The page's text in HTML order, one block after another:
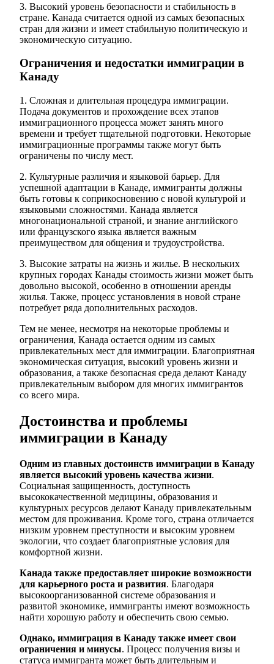
3. Высокий уровень безопасности и стабильность в
стране. Канада считается одной из самых безопасных
стран для жизни и имеет стабильную политическую и
экономическую ситуацию.
Ограничения и недостатки иммиграции в
Канаду
1. Сложная и длительная процедура иммиграции.
Подача документов и прохождение всех этапов
иммиграционного процесса может занять много
времени и требует тщательной подготовки. Некоторые
иммиграционные программы также могут быть
ограничены по числу мест.
2. Культурные различия и языковой барьер. Для
успешной адаптации в Канаде, иммигранты должны
быть готовы к соприкосновению с новой культурой и
языковыми сложностями. Канада является
многонациональной страной, и знание английского
или французского языка является важным
преимуществом для общения и трудоустройства.
3. Высокие затраты на жизнь и жилье. В нескольких
крупных городах Канады стоимость жизни может быть
довольно высокой, особенно в отношении аренды
жилья. Также, процесс установления в новой стране
потребует ряда дополнительных расходов.
Тем не менее, несмотря на некоторые проблемы и
ограничения, Канада остается одним из самых
привлекательных мест для иммиграции. Благоприятная
экономическая ситуация, высокий уровень жизни и
образования, а также безопасная среда делают Канаду
привлекательным выбором для многих иммигрантов
со всего мира.
Достоинства и проблемы
иммиграции в Канаду
Одним из главных достоинств иммиграции в Канаду
является высокий уровень качества жизни.
Социальная защищенность, доступность
высококачественной медицины, образования и
культурных ресурсов делают Канаду привлекательным
местом для проживания. Кроме того, страна отличается
низким уровнем преступности и высоким уровнем
экологии, что создает благоприятные условия для
комфортной жизни.
Канада также предоставляет широкие возможности
для карьерного роста и развития. Благодаря
высокоорганизованной системе образования и
развитой экономике, иммигранты имеют возможность
найти хорошую работу и обеспечить свою семью.
Однако, иммиграция в Канаду также имеет свои
ограничения и минусы. Процесс получения визы и
статуса иммигранта может быть длительным и